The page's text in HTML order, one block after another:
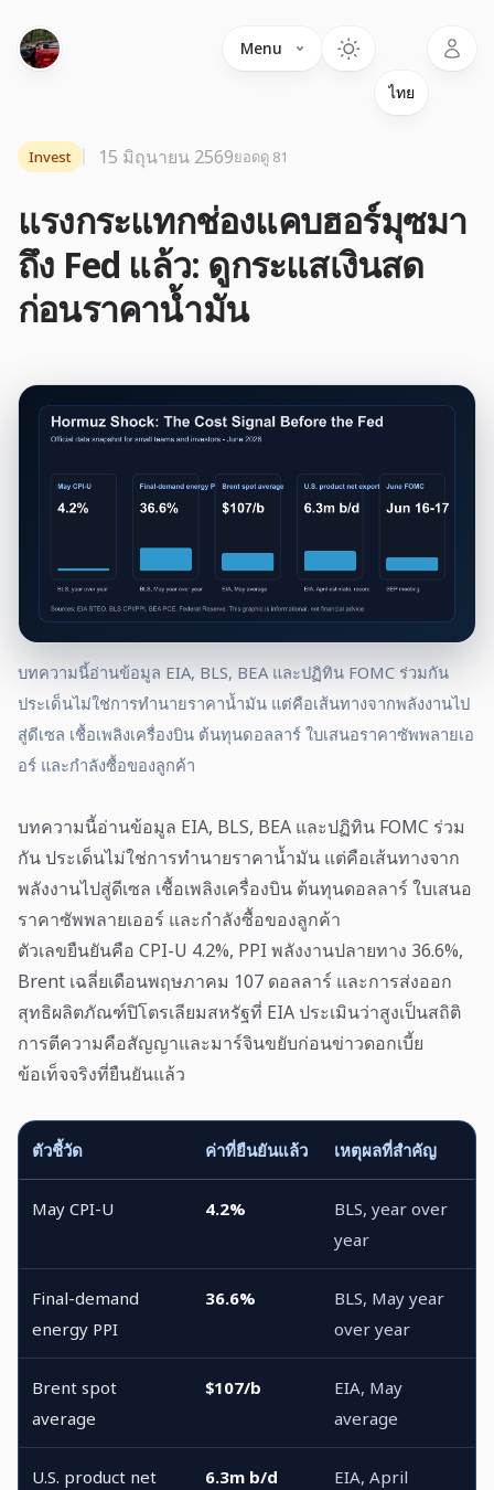
Menu Language
แรงกระแทกช่องแคบฮอร์มุซมา
ถึง Fed แล้ว: ดูกระแสเงินสด
ก่อนราคาน้ำมัน
Invest 15 มิถุนายน 2569ยอดดู 81
บทความนี้อ่านข้อมูล EIA, BLS, BEA และปฏิทิน FOMC ร่วมกัน
ประเด็นไม่ใช่การทำนายราคาน้ำมัน แต่คือเส้นทางจากพลังงานไป
สู่ดีเซล เชื้อเพลิงเครื่องบิน ต้นทุนดอลลาร์ ใบเสนอราคาซัพพลายเอ
อร์ และกำลังซื้อของลูกค้า
บทความนี้อ่านข้อมูล EIA, BLS, BEA และปฏิทิน FOMC ร่วม
กัน ประเด็นไม่ใช่การทำนายราคาน้ำมัน แต่คือเส้นทางจาก
พลังงานไปสู่ดีเซล เชื้อเพลิงเครื่องบิน ต้นทุนดอลลาร์ ใบเสนอ
ราคาซัพพลายเออร์ และกำลังซื้อของลูกค้า
ตัวเลขยืนยันคือ CPI-U 4.2%, PPI พลังงานปลายทาง 36.6%,
Brent เฉลี่ยเดือนพฤษภาคม 107 ดอลลาร์ และการส่งออก
สุทธิผลิตภัณฑ์ปิโตรเลียมสหรัฐที่ EIA ประเมินว่าสูงเป็นสถิติ
การตีความคือสัญญาและมาร์จินขยับก่อนข่าวดอกเบี้ย
ข้อเท็จจริงที่ยืนยันแล้ว
ตัวชี้วัด ค่าที่ยืนยันแล้ว เหตุผลที่สำคัญ
May CPI-U 4.2%
BLS, year over
year
Final-demand
energy PPI
36.6%
BLS, May year
over year
Brent spot
average
$107/b
EIA, May
average
U.S. product net
6.3m b/d
EIA, April